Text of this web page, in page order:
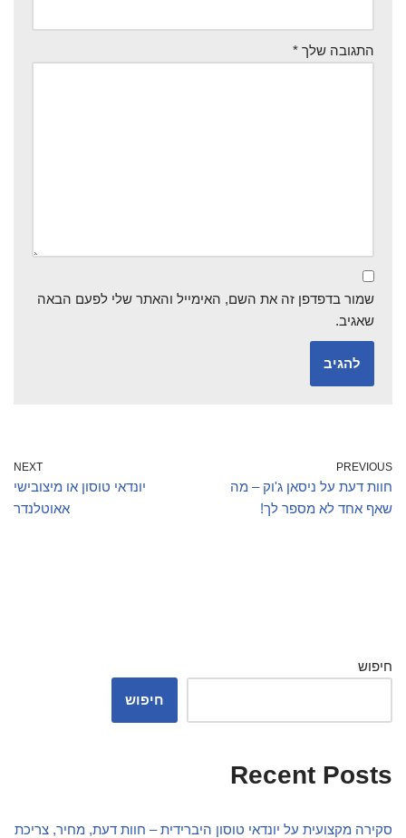
התגובה שלך *
שמור בדפדפן זה את השם, האימייל והאתר שלי לפעם הבאה
שאגיב.
PREVIOUS
חוות דעת על ניסאן ג'וק – מה
שאף אחד לא מספר לך!
NEXT
יונדאי טוסון או מיצובישי
אאוטלנדר
חיפוש
חיפוש
Recent Posts
סקירה מקצועית על יונדאי טוסון היברידית – חוות דעת, מחיר, צריכת